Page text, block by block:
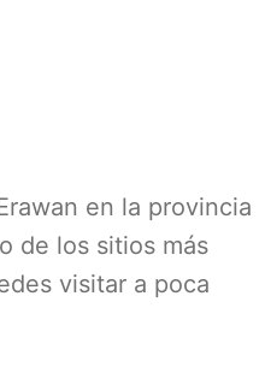
en la provincia
de los sitios más
visitar a poca